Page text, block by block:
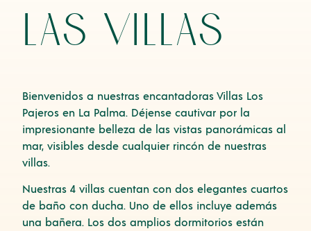
las villas
Bienvenidos a nuestras encantadoras Villas Los
Pajeros en La Palma. Déjense cautivar por la
impresionante belleza de las vistas panorámicas al
mar, visibles desde cualquier rincón de nuestras
villas.
Nuestras 4 villas cuentan con dos elegantes cuartos
de baño con ducha. Uno de ellos incluye además
una bañera. Los dos amplios dormitorios están